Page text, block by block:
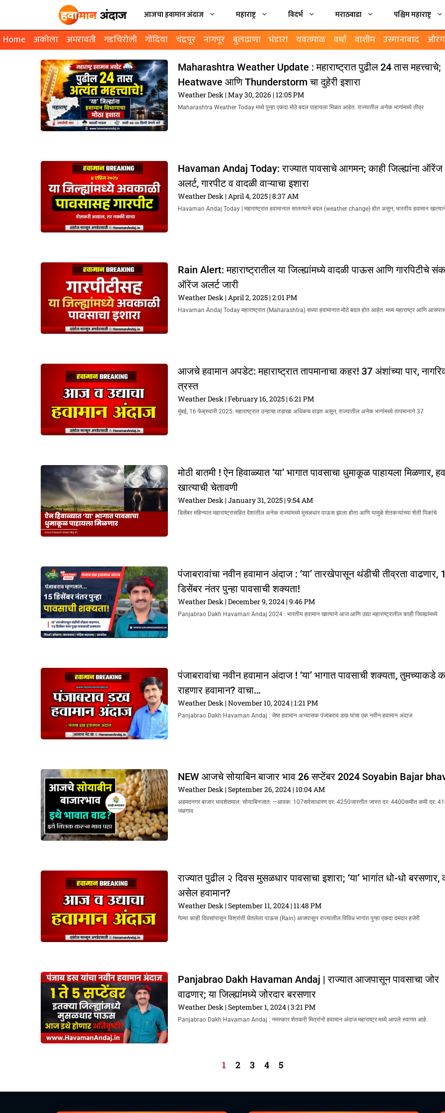
आजचा हवामान अंदाज महाराष्ट्र विदर्भ मराठवाडा पश्चिम महाराष्ट्र
Home अकोला अमरावती गडचिरोली गोंदिया चंद्रपूर नागपूर बुलढाणा भंडारा यवतमाळ वर्धा वाशीम उस्मानाबाद
Maharashtra Weather Update : महाराष्ट्रात पुढील 24 तास महत्त्वाचे;
Heatwave आणि Thunderstorm चा दुहेरी इशारा
Weather Desk May 30, 2026 12:05 PM
Maharashtra Weather Today मध्ये पुन्हा एकदा मोठे बदल पाहायला मिळत आहेत. राज्यातील अनेक भागांमध्ये तीव्र
Havaman Andaj Today: राज्यात पावसाचे आगमन; काही जिल्ह्यांना ऑरेंज
अलर्ट, गारपीट व वादळी वाऱ्याचा इशारा
Weather Desk April 4, 2025 8:37 AM
Havaman Andaj Today | महाराष्ट्रात हवामानात सातत्याने बदल (weather change) होत असून, भारतीय हवामान
Rain Alert: महाराष्ट्रातील या जिल्ह्यांमध्ये वादळी पाऊस आणि गारपिटीचे
ऑरेंज अलर्ट जारी
Weather Desk April 2, 2025 2:01 PM
Havaman Andaj Today महाराष्ट्रात (Maharashtra) सध्या हवामानात मोठे बदल होत आहेत. मध्य महाराष्ट्र आणि
आजचे हवामान अपडेट: महाराष्ट्रात तापमानाचा कहर! 37 अंशांच्या पार,
त्रस्त
Weather Desk February 16, 2025 6:21 PM
मुंबई, 16 फेब्रुवारी 2025: महाराष्ट्रात उन्हाचा तडाखा अधिकच वाढत असून, राज्यातील अनेक भागांमध्ये तापमानाने 37
मोठी बातमी ! ऐन हिवाळ्यात ‘या’ भागात पावसाचा धुमाकूळ पाहायला मिळणार,
खात्याची चेतावणी
Weather Desk January 31, 2025 9:54 AM
डिसेंबर महिन्यात महाराष्ट्रासहित देशातील अनेक राज्यांमध्ये मुसळधार पाऊस झाला होता आणि यामुळे शेतकऱ्यांच्या शेती पिकांचे
पंजाबरावांचा नवीन हवामान अंदाज : ‘या’ तारखेपासून थंडीची तीव्रता वाढणार,
डिसेंबर नंतर पुन्हा पावसाची शक्यता!
Weather Desk December 9, 2024 9:46 PM
Panjabrao Dakh Havaman Andaj 2024 : भारतीय हवामान खात्याने आज आणि उद्या महाराष्ट्रातील काही जिल्ह्यांमध्ये
पंजाबरावांचा नवीन हवामान अंदाज ! ‘या’ भागात पावसाची शक्यता, तुमच्याकडे
राहणार हवामान? वाचा…
Weather Desk November 10, 2024 1:21 PM
Panjabrao Dakh Havaman Andaj : जेष्ठ हवामान अभ्यासक पंजाबराव डख यांचा एक नवीन हवामान अंदाज
NEW आजचे सोयाबिन बाजार भाव 26 सप्टेंबर 2024 Soyabin Bajar
Weather Desk September 26, 2024 10:04 AM
अहमदनगर बाजार भावशेतमाल: सोयाबिनजात: —आवक: 107सर्वसाधारण दर: 4250जास्तीत जास्त दर: 4400कमीत कमी दर:
जळगाव
राज्यात पुढील २ दिवस मुसळधार पावसाचा इशारा; ‘या’ भागांत धो-धो
असेल हवामान?
Weather Desk September 11, 2024 11:48 PM
गेल्या काही दिवसांपासून विश्रांती घेतलेला पाऊस (Rain) आजपासून राज्यातील विविध भागांत पुन्हा एकदा दमदार हजेरी
Panjabrao Dakh Havaman Andaj | राज्यात आजपासून पावसाचा जोर
वाढणार; या जिल्ह्यांमध्ये जोरदार बरसणार
Weather Desk September 1, 2024 3:21 PM
Panjabrao Dakh Havaman Andaj : नमस्कार शेतकरी मित्रांनो हवामान अंदाज महाराष्ट्र मध्ये आपले स्वागत आहे.
1 2 3 4 5